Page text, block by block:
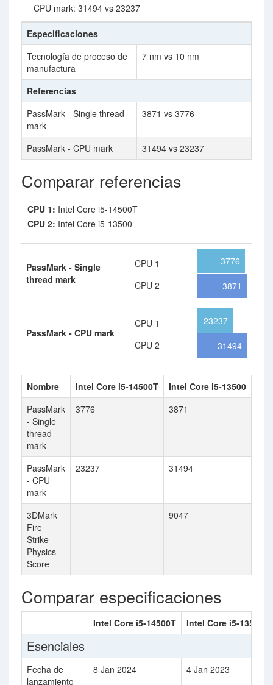
CPU mark: 31494 vs 23237
Especificaciones
Tecnología de proceso de
manufactura
7 nm vs 10 nm
Referencias
PassMark - Single thread
mark
3871 vs 3776
PassMark - CPU mark 31494 vs 23237
Comparar referencias
CPU 1: Intel Core i5-14500T
CPU 2: Intel Core i5-13500
PassMark - Single
thread mark
CPU 1
CPU 2
3776
3871
PassMark - CPU mark
CPU 1
CPU 2
23237
31494
Nombre Intel Core i5-14500T
Intel Core i5-13500
PassMark
- Single
thread
mark
3776 3871
PassMark
- CPU
mark
23237 31494
3DMark
Fire
Strike -
Physics
Score
9047
Comparar especificaciones
Intel Core i5-14500T Intel Core i5-13500
Esenciales
Fecha de
lanzamiento
8 Jan 2024 4 Jan 2023